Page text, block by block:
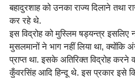
बहादुरशाह को उनका राज्य दिलाने तथा
कर रहे थे.
इस विद्रोह को मुस्लिम षड्यन्त्र
मुसलमानों ने भाग नहीं लिया था, क्योंकि
प्राप्त था. इसके अतिरिक्त विद्रोह करने
कुँवरसिंह आदि हिन्दू थे. इस प्रकार इसे